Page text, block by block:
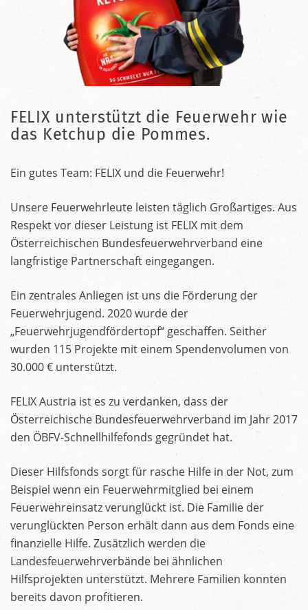
FELIX unterstützt die Feuerwehr wie
das Ketchup die Pommes.
Ein gutes Team: FELIX und die Feuerwehr!
Unsere Feuerwehrleute leisten täglich Großartiges. Aus
Respekt vor dieser Leistung ist FELIX mit dem
Österreichischen Bundesfeuerwehrverband eine
langfristige Partnerschaft eingegangen.
Ein zentrales Anliegen ist uns die Förderung der
Feuerwehrjugend. 2020 wurde der
„Feuerwehrjugendfördertopf“ geschaffen. Seither
wurden 115 Projekte mit einem Spendenvolumen von
30.000 € unterstützt.
FELIX Austria ist es zu verdanken, dass der
Österreichische Bundesfeuerwehrverband im Jahr 2017
den ÖBFV-Schnellhilfefonds gegründet hat.
Dieser Hilfsfonds sorgt für rasche Hilfe in der Not, zum
Beispiel wenn ein Feuerwehrmitglied bei einem
Feuerwehreinsatz verunglückt ist. Die Familie der
verunglückten Person erhält dann aus dem Fonds eine
finanzielle Hilfe. Zusätzlich werden die
Landesfeuerwehrverbände bei ähnlichen
Hilfsprojekten unterstützt. Mehrere Familien konnten
bereits davon profitieren.